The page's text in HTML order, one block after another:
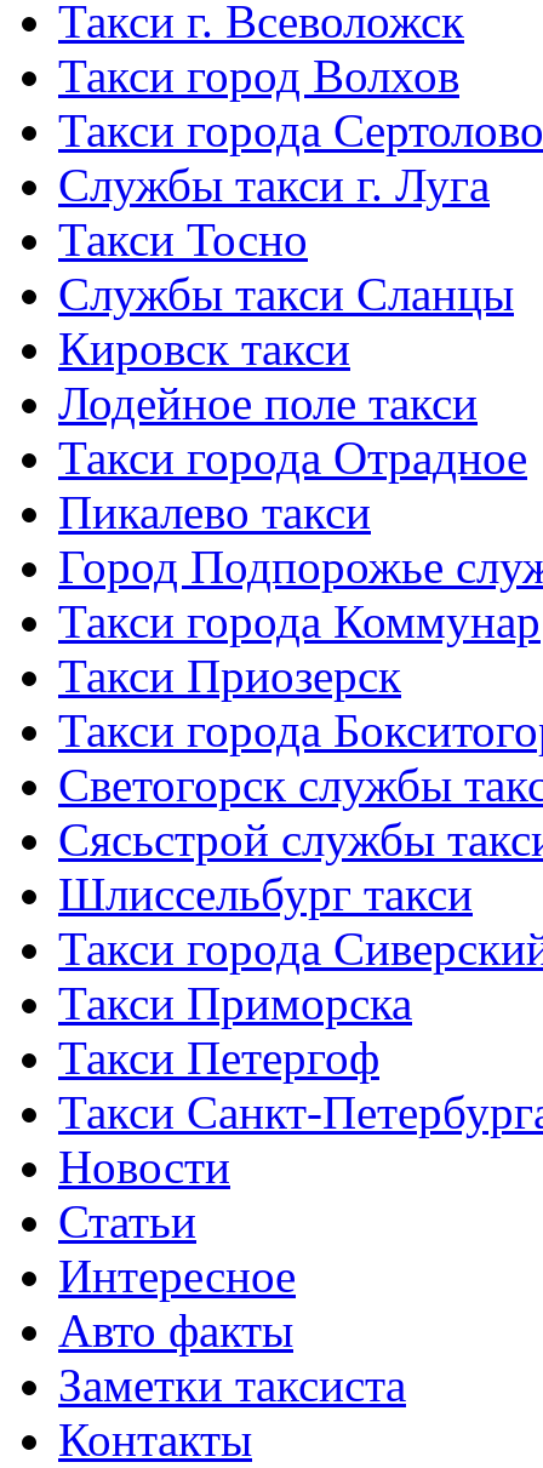
Такси г. Всеволожск
Такси город Волхов
Такси города Сертолово
Службы такси г. Луга
Такси Тосно
Службы такси Сланцы
Кировск такси
Лодейное поле такси
Такси города Отрадное
Пикалево такси
Город Подпорожье
Такси города Коммунар
Такси Приозерск
Такси города
Светогорск службы
Сясьстрой службы
Шлиссельбург такси
Такси города
Такси Приморска
Такси Петергоф
Такси Санкт-
Новости
Статьи
Интересное
Авто факты
Заметки таксиста
Контакты